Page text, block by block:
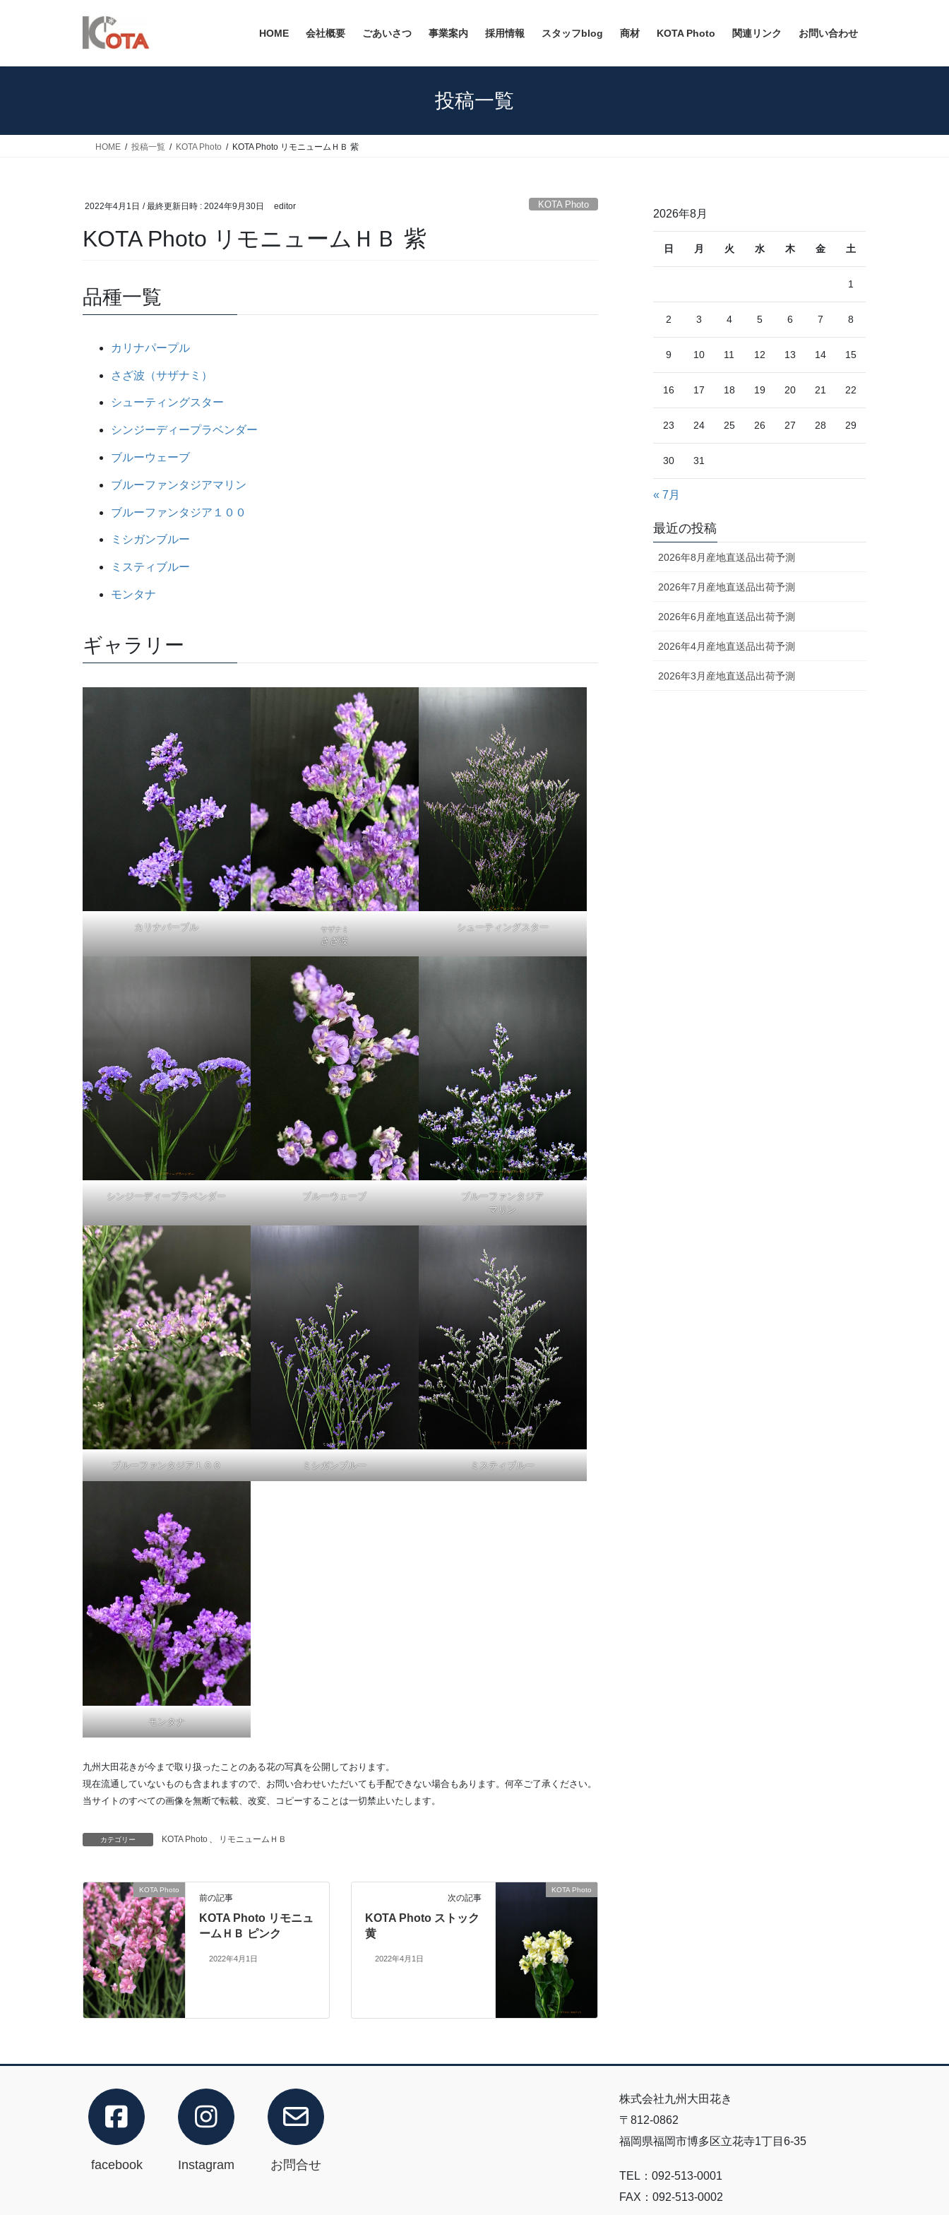
HOME 会社概要 ごあいさつ 事業案内 採用情報 スタッフblog 商材 KOTA Photo 関連リンク お問い合わせ
投稿一覧
HOME 投稿一覧 KOTA Photo KOTA Photo リモニュームＨＢ 紫
2022年4月1日 / 最終更新日時 : 2024年9月30日 editor KOTA Photo
KOTA Photo リモニュームＨＢ 紫
品種一覧
カリナパープル
さざ波（サザナミ）
シューティングスター
シンジーディープラベンダー
ブルーウェーブ
ブルーファンタジアマリン
ブルーファンタジア１００
ミシガンブルー
ミスティブルー
モンタナ
ギャラリー
カリナパープル サザナミ
さざ波
シューティングスター
シンジーディープラベンダー ブルーウェーブ
ブルーファンタジア
マリン
ブルーファンタジア１００ ミシガンブルー ミスティブルー
モンタナ
九州大田花きが今まで取り扱ったことのある花の写真を公開しております。
現在流通していないものも含まれますので、お問い合わせいただいても手配できない場合もあります。何卒ご了承ください。
当サイトのすべての画像を無断で転載、改変、コピーすることは一切禁止いたします。
カテゴリー KOTA Photo リモニュームＨＢ
KOTA Photo
前の記事
KOTA Photo リモニュ
ームＨＢ ピンク
2022年4月1日
KOTA Photo
次の記事
KOTA Photo ストック
黄
2022年4月1日
2026年8月
日 月 火 水 木 金 土
1
2 3 4 5 6 7 8
9 10 11 12 13 14 15
16 17 18 19 20 21 22
23 24 25 26 27 28 29
30 31
« 7月
最近の投稿
2026年8月産地直送品出荷予測
2026年7月産地直送品出荷予測
2026年6月産地直送品出荷予測
2026年4月産地直送品出荷予測
2026年3月産地直送品出荷予測
facebook Instagram お問合せ
株式会社九州大田花き
〒812-0862
福岡県福岡市博多区立花寺1丁目6-35
TEL：092-513-0001
FAX：092-513-0002